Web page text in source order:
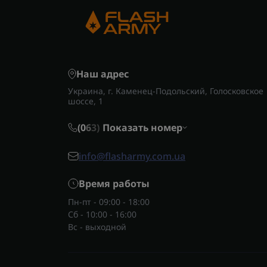
Наш адрес
Украина, г. Каменец-Подольский, Голосковское
шоссе, 1
(063) Показать номер
info@flasharmy.com.ua
Время работы
Пн-пт - 09:00 - 18:00
Сб - 10:00 - 16:00
Вс - выходной